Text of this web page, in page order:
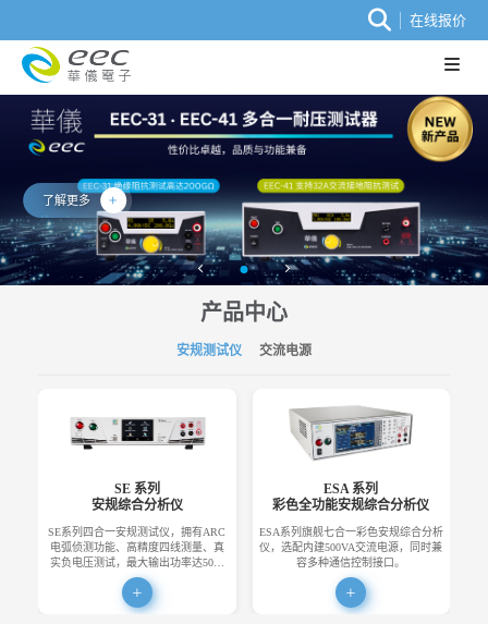
在线报价
了解更多
产品中心
安规测试仪 交流电源
SE 系列
安规综合分析仪
SE系列四合一安规测试仪，拥有ARC
电弧侦测功能、高精度四线测量、真
实负电压测试，最大输出功率达50…
ESA 系列
彩色全功能安规综合分析仪
ESA系列旗舰七合一彩色安规综合分析
仪，选配内建500VA交流电源，同时兼
容多种通信控制接口。